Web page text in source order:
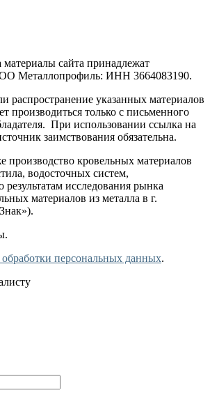
сайта принадлежат
Металлопрофиль: ИНН 3664083190.
распространение указанных материалов
производиться только с письменного
При использовании ссылка на
заимствования обязательна.
производство кровельных материалов
водосточных систем,
результатам исследования рынка
материалов из металла в г.
персональных данных.